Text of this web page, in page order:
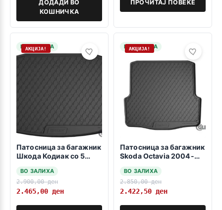
ДОДАДИ ВО
КОШНИЧКА
ПРОЧИТАЈ ПОВЕЌЕ
НА ЗАЛИХА
АКЦИЈА!
Патосница за багажник
Шкода Кодиак со 5
ВО ЗАЛИХА
2.900,00ден
2.465,00 ден
НА ЗАЛИХА
АКЦИЈА!
Патосница за багажник
Skoda Octavia 2004-
ВО ЗАЛИХА
2.850,00ден
2.422,50 ден